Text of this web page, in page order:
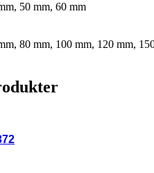
50 mm, 60 mm
80 mm, 100 mm, 120 mm,